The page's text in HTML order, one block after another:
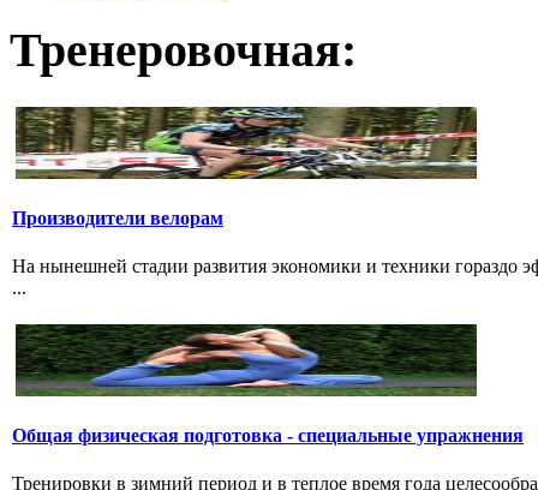
Тренеровочная:
Производители велорам
На нынешней стадии развития экономики и техники гораздо
...
Общая физическая подготовка - специальные упражнения
Тренировки в зимний период и в теплое время года